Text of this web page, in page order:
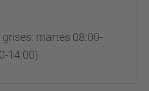
martes 08:00-
14:00)